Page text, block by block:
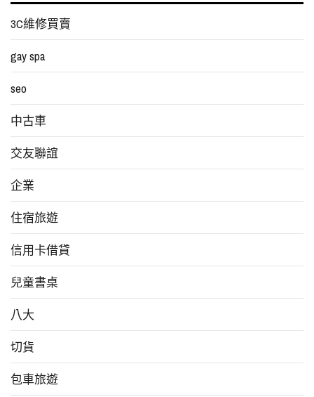
3C維修買賣
gay spa
seo
中古車
交友聯誼
企業
住宿旅遊
信用卡借貸
兒童書桌
八大
切貨
包車旅遊